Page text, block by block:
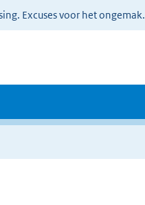
Excuses voor het ongemak.